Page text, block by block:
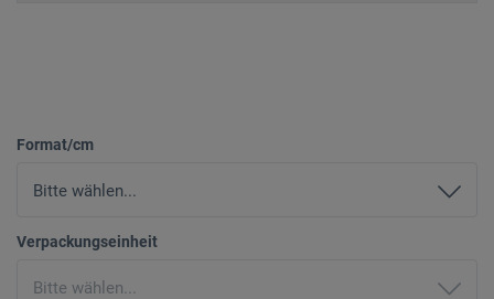
Format/cm
Verpackungseinheit